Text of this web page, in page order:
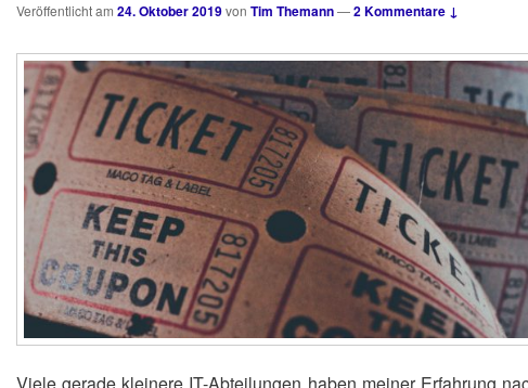
Veröffentlicht am 24. Oktober 2019von Tim Themann—2 Kommentare ↓